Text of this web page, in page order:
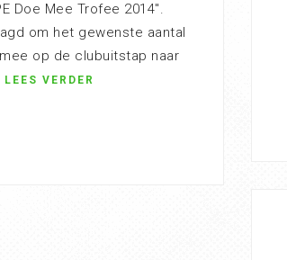
Doe Mee Trofee 2014″.
om het gewenste aantal
op de clubuitstap naar
LEES VERDER